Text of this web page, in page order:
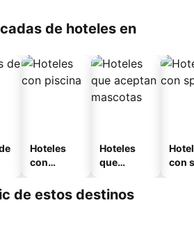
de hoteles en
Hoteles
con
Hoteles
que
mascotas
con
de estos destinos